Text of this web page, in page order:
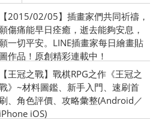
【2015/02/05】插畫家們共同祈禱，
願傷痛能早日痊癒，逝去能夠安息，
願一切平安。LINE插畫家每日繪畫貼
圖作品！原創精彩連載中！
【王冠之戰】戰棋RPG之作《王冠之
》~材料圖鑑、新手入門、速刷首
刷、角色評價、攻略彙整(Android／
iPhone iOS)